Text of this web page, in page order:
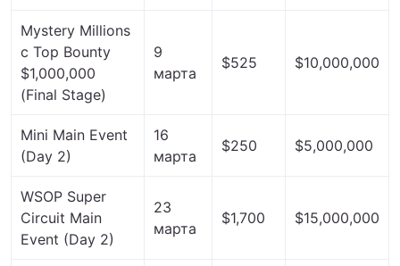
Mystery Millions
с Top Bounty
$1,000,000
(Final Stage)
9
марта
$525 $10,000,000
Mini Main Event
(Day 2)
16
марта
$250 $5,000,000
WSOP Super
Circuit Main
Event (Day 2)
23
марта
$1,700 $15,000,000